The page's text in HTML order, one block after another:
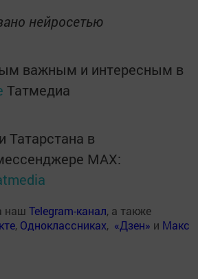
нейросетью
важным и интересным в
Татмедиа
Татарстана в
MАХ:
наш Telegram-канал, а также
, Одноклассниках, «Дзен» и Макс